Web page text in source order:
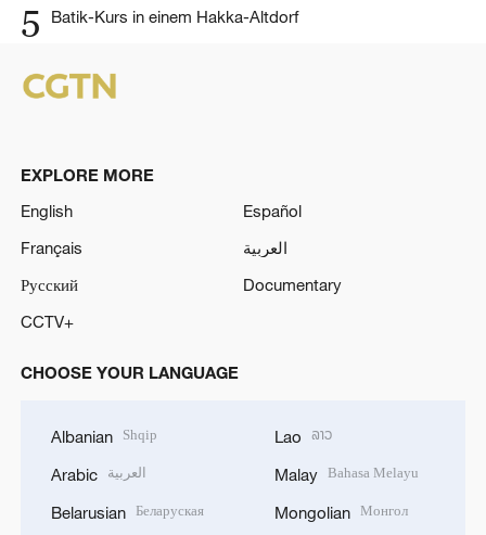
5 Batik-Kurs in einem Hakka-Altdorf
EXPLORE MORE
English
Español
Français
العربية
Русский
Documentary
CCTV+
CHOOSE YOUR LANGUAGE
Albanian Shqip
Arabic العربية
Belarusian Беларуская
Lao ລາວ
Malay Bahasa Melayu
Mongolian Монгол